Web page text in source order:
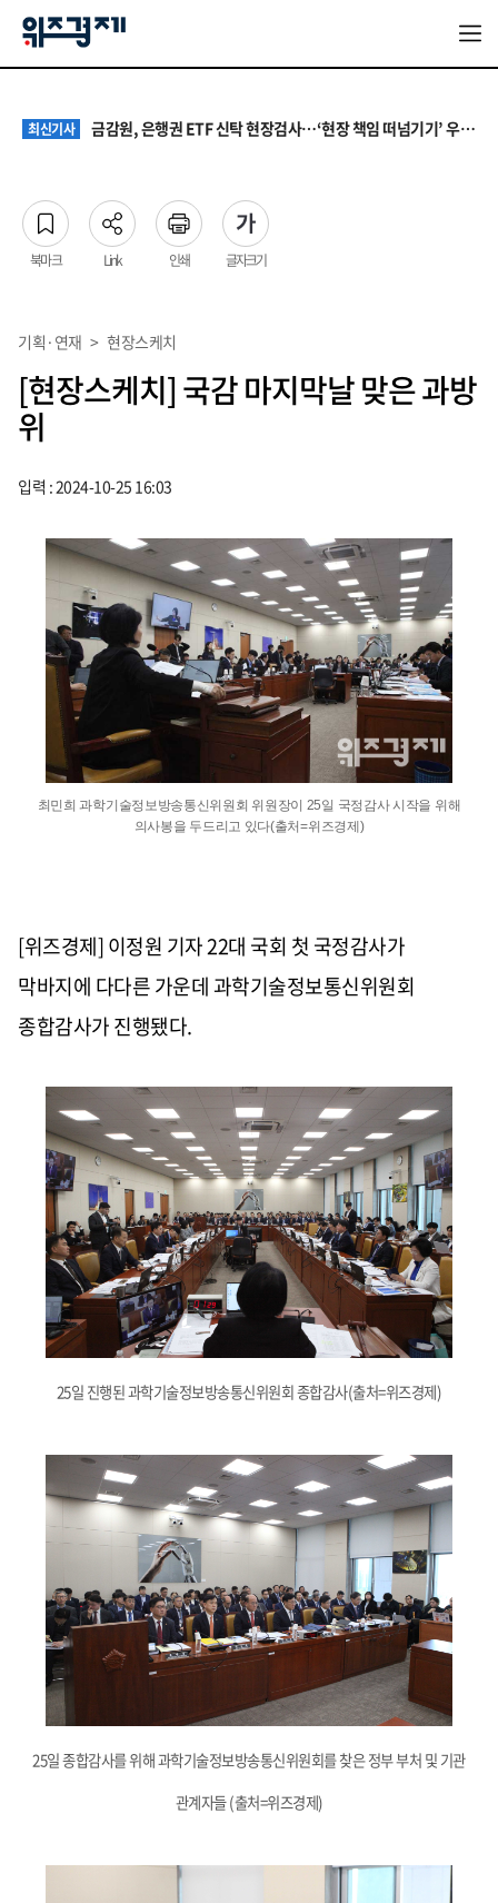
최신기사 금감원, 은행권 ETF 신탁 현장검사…‘현장 책임 떠넘기기’ 우려도
최신기사 서울 집값 다시 0.26% 상승…전세도 수도권 중심으로 압박 커져
최신기사 AI가 예금·보험까지 골라주는 시대…금융권은 소비자 보호 ‘숙제’
북마크 Link 인쇄 글자크기
기획·연재 > 현장스케치
[현장스케치] 국감 마지막날 맞은 과방
위
입력 : 2024-10-25 16:03
최민희 과학기술정보방송통신위원회 위원장이 25일 국정감사 시작을 위해
의사봉을 두드리고 있다(출처=위즈경제)
[위즈경제] 이정원 기자22대 국회 첫 국정감사가
막바지에 다다른 가운데 과학기술정보통신위원회
종합감사가 진행됐다.
25일 진행된과학기술정보방송통신위원회 종합감사(출처=위즈경제)
25일 종합감사를 위해 과학기술정보방송통신위원회를 찾은 정부 부처 및 기관
관계자들 (출처=위즈경제)